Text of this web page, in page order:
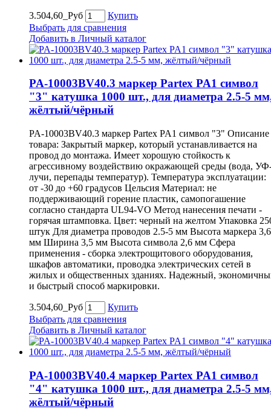
3.504,60_Руб
Купить
Выбрать для сравнения
Добавить в Личный каталог
PA-10003BV40.3 маркер Partex PA1 символ
"3" катушка 1000 шт., для диаметра 2.5-5
жёлтый/чёрный
PA-10003BV40.3 маркер Partex PA1 символ "3" Описание
товара: Закрытый маркер, который устанавливается на
провод до монтажа. Имеет хорошую стойкость к
агрессивному воздействию окражающей среды (вода,
лучи, перепады температур). Температура эксплуатации:
от -30 до +60 градусов Цельсия Материал: не
поддерживающий горение пластик, самопогашение
согласно стандарта UL94-VO Метод нанесения печати -
горячая штамповка. Цвет: черный на желтом Упаковка
штук Для диаметра проводов 2.5-5 мм Высота маркера 3,6
мм Ширина 3,5 мм Высота символа 2,6 мм Сфера
применения - сборка электрощитового оборудования,
шкафов автоматики, проводка электрических сетей в
жилых и общественных зданиях. Надежный,
и быстрый способ маркировки.
3.504,60_Руб
Купить
Выбрать для сравнения
Добавить в Личный каталог
PA-10003BV40.4 маркер Partex PA1 символ
"4" катушка 1000 шт., для диаметра 2.5-5
жёлтый/чёрный